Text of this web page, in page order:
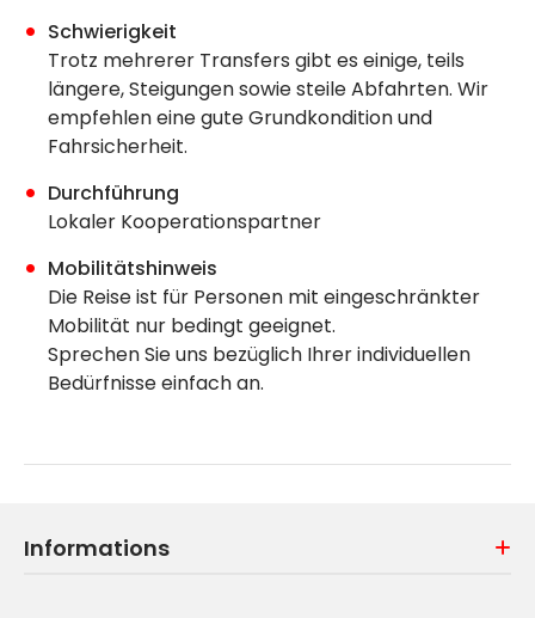
Schwierigkeit
Trotz mehrerer Transfers gibt es einige, teils
längere, Steigungen sowie steile Abfahrten. Wir
empfehlen eine gute Grundkondition und
Fahrsicherheit.
Durchführung
Lokaler Kooperationspartner
Mobilitätshinweis
Die Reise ist für Personen mit eingeschränkter
Mobilität nur bedingt geeignet.
Sprechen Sie uns bezüglich Ihrer individuellen
Bedürfnisse einfach an.
Informations